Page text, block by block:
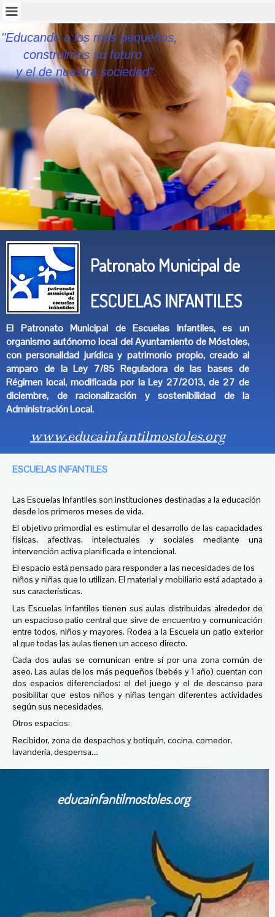
"Educando a los más pequeños,
construimos su futuro
y el de nuestra sociedad".
Patronato Municipal de
ESCUELAS INFANTILES
El Patronato Municipal de Escuelas Infantiles, es un
organismo autónomo local del Ayuntamiento de Móstoles,
con personalidad jurídica y patrimonio propio, creado al
amparo de la Ley 7/85 Reguladora de las bases de
Régimen local, modificada por la Ley 27/2013, de 27 de
diciembre, de racionalización y sostenibilidad de la
Administración Local.
www.educainfantilmostoles.org
ESCUELAS INFANTILES
Las Escuelas Infantiles son instituciones destinadas a la educación
desde los primeros meses de vida.
El objetivo primordial es estimular el desarrollo de las capacidades
físicas, afectivas, intelectuales y sociales mediante una
intervención activa planificada e intencional.
El espacio está pensado para responder a las necesidades de los
niños y niñas que lo utilizan. El material y mobiliario está adaptado a
sus características.
Las Escuelas Infantiles tienen sus aulas distribuidas alrededor de
un espacioso patio central que sirve de encuentro y comunicación
entre todos, niños y mayores. Rodea a la Escuela un patio exterior
al que todas las aulas tienen un acceso directo.
Cada dos aulas se comunican entre sí por una zona común de
aseo. Las aulas de los más pequeños (bebés y 1 año) cuentan con
dos espacios diferenciados: el del juego y el de descanso para
posibilitar que estos niños y niñas tengan diferentes actividades
según sus necesidades.
Otros espacios:
Recibidor, zona de despachos y botiquín, cocina, comedor,
lavandería, despensa....
educainfantilmostoles.org